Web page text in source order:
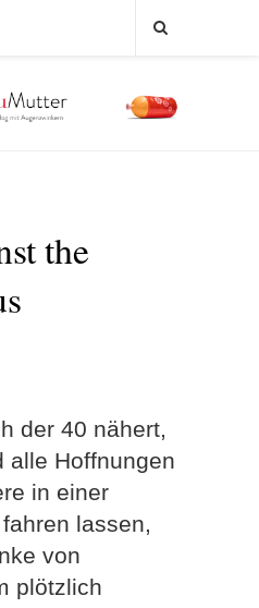
the
der 40 nähert,
alle Hoffnungen
in einer
lassen,
von
plötzlich